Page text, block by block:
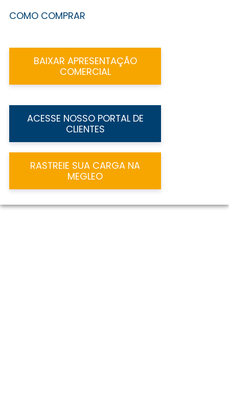
COMO COMPRAR
BAIXAR APRESENTAÇÃO
COMERCIAL
ACESSE NOSSO PORTAL DE
CLIENTES
RASTREIE SUA CARGA NA
MEGLEO